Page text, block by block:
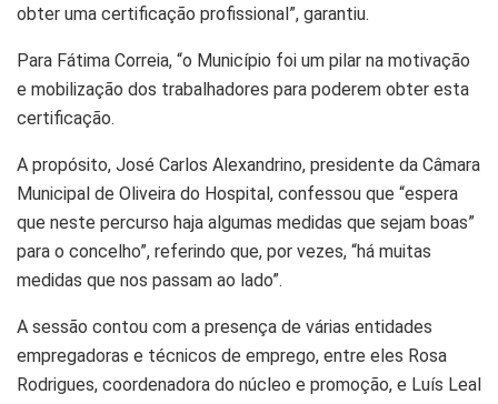
obter uma certificação profissional”, garantiu.
Para Fátima Correia, “o Município foi um pilar na motivação
e mobilização dos trabalhadores para poderem obter esta
certificação.
A propósito, José Carlos Alexandrino, presidente da Câmara
Municipal de Oliveira do Hospital, confessou que “espera
que neste percurso haja algumas medidas que sejam boas”
para o concelho”, referindo que, por vezes, “há muitas
medidas que nos passam ao lado”.
A sessão contou com a presença de várias entidades
empregadoras e técnicos de emprego, entre eles Rosa
Rodrigues, coordenadora do núcleo e promoção, e Luís Leal